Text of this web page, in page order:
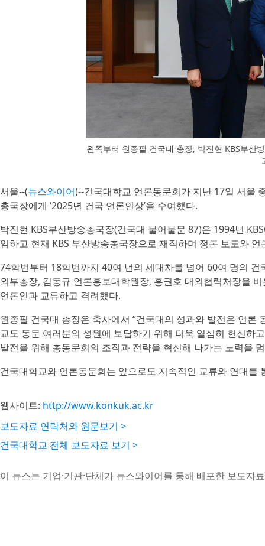
왼쪽부터 원종필 건국대 총장, 박진현 KBS부산
서울--(뉴스와이어)--건국대학교 언론동문회가 지난 17일 서울
총국장에게 ‘2025년 건국 언론인상’을 수여했다.
박진현 KBS부산방송총국장(건국대 불어불문 87)은 1994년
임하고 현재 KBS 부산방송총국장으로 재직하며 정론 보도와
74학번부터 18학번까지 40여 년의 세대차를 넘어 60여 명의
외부총장, 김동규 언론홍보대학원장, 홍권호 대외협력처장을
언론인과 교류하고 격려했다.
원종필 건국대 총장은 축사에서 “건국대의 성과와 발전은 언론
교도 동문 여러분의 성원에 보답하기 위해 더욱 열심히 헌신하
발전을 위해 총동문회의 조직과 전략을 혁신해 나가는 노력을
건국대학교와 언론동문회는 앞으로도 지속적인 교류와 연대를
웹사이트: http://www.konkuk.ac.kr
보도자료 연락처와 원문보기 >
건국대학교 전체 보도자료 보기 >
이 뉴스는 기업·기관·단체가 뉴스와이어를 통해 배포한 보도자